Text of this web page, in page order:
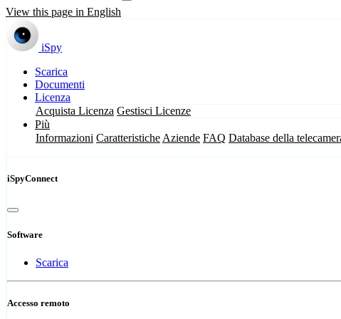
View this page in English
iSpy
Scarica
Documenti
Licenza
Acquista Licenza Gestisci Licenze
Più
Informazioni Caratteristiche Aziende FAQ Database della
iSpyConnect
Software
Scarica
Accesso remoto